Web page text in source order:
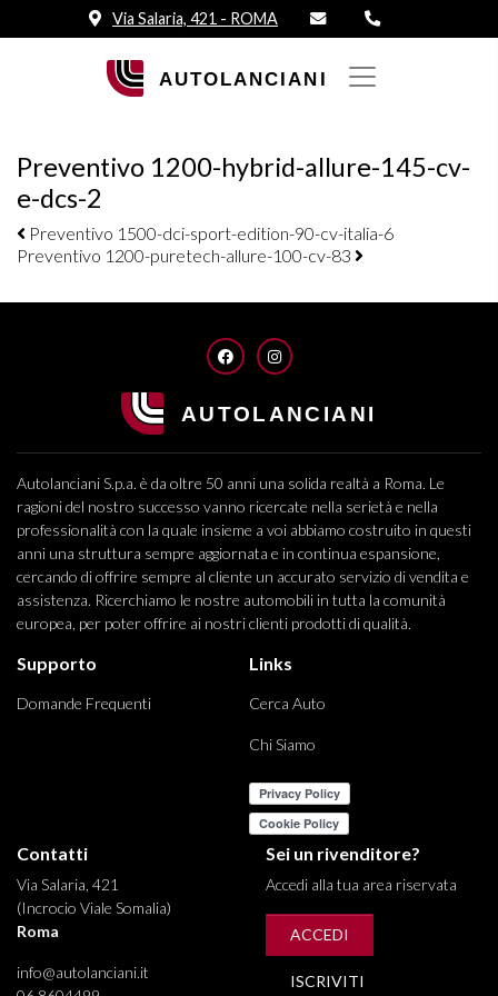
Via Salaria, 421 - ROMA
Preventivo 1200-hybrid-allure-145-cv-
e-dcs-2
Navigazione elementi
Preventivo 1500-dci-sport-edition-90-cv-italia-6
Preventivo 1200-puretech-allure-100-cv-83
FACEBOOKINSTAGRAM
Autolanciani S.p.a. è da oltre 50 anni una solida realtà a Roma. Le
ragioni del nostro successo vanno ricercate nella serietà e nella
professionalità con la quale insieme a voi abbiamo costruito in questi
anni una struttura sempre aggiornata e in continua espansione,
cercando di offrire sempre al cliente un accurato servizio di vendita e
assistenza. Ricerchiamo le nostre automobili in tutta la comunità
europea, per poter offrire ai nostri clienti prodotti di qualità.
Supporto
Domande Frequenti
Links
Cerca Auto
Chi Siamo
Contatti
Via Salaria, 421
(Incrocio Viale Somalia)
Roma
info@autolanciani.it
Sei un rivenditore?
Accedi alla tua area riservata
ACCEDI
ISCRIVITI